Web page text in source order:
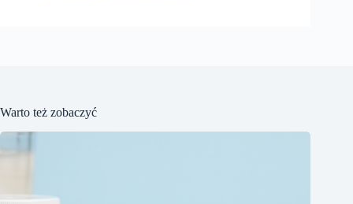
Warto też zobaczyć